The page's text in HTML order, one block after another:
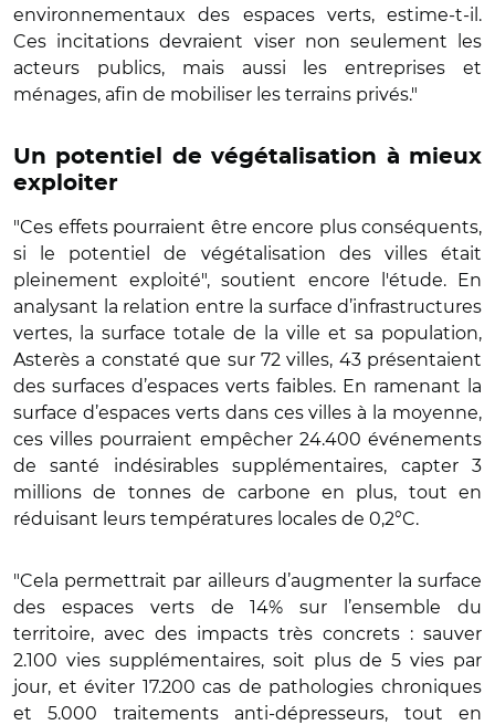
environnementaux des espaces verts, estime-t-il.
Ces incitations devraient viser non seulement les
acteurs publics, mais aussi les entreprises et
ménages, afin de mobiliser les terrains privés."
Un potentiel de végétalisation à mieux
exploiter
"Ces effets pourraient être encore plus conséquents,
si le potentiel de végétalisation des villes était
pleinement exploité", soutient encore l'étude. En
analysant la relation entre la surface d’infrastructures
vertes, la surface totale de la ville et sa population,
Asterès a constaté que sur 72 villes, 43 présentaient
des surfaces d’espaces verts faibles. En ramenant la
surface d’espaces verts dans ces villes à la moyenne,
ces villes pourraient empêcher 24.400 événements
de santé indésirables supplémentaires, capter 3
millions de tonnes de carbone en plus, tout en
réduisant leurs températures locales de 0,2°C.
"Cela permettrait par ailleurs d’augmenter la surface
des espaces verts de 14% sur l’ensemble du
territoire, avec des impacts très concrets : sauver
2.100 vies supplémentaires, soit plus de 5 vies par
jour, et éviter 17.200 cas de pathologies chroniques
et 5.000 traitements anti-dépresseurs, tout en